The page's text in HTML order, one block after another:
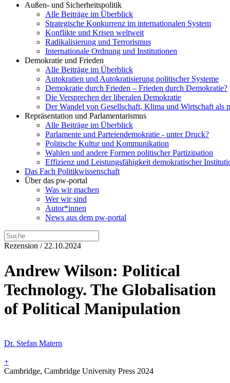
Außen- und Sicherheitspolitik
Alle Beiträge im Überblick
Strategische Konkurrenz im internationalen System
Konflikte und Krisen weltweit
Radikalisierung und Terrorismus
Internationale Ordnung und Institutionen
Demokratie und Frieden
Alle Beiträge im Überblick
Autokratien und Autokratisierung politischer Systeme
Demokratie durch Frieden – Frieden durch Demokratie?
Die Versprechen der liberalen Demokratie
Der Wandel von Gesellschaft, Klima und Wirtschaft als
Repräsentation und Parlamentarismus
Alle Beiträge im Überblick
Parlamente und Parteiendemokratie - unter Druck?
Politische Kultur und Kommunikation
Wahlen und andere Formen politischer Partizipation
Effizienz und Leistungsfähigkeit demokratischer
Das Fach Politikwissenschaft
Über das pw-portal
Was wir machen
Wer wir sind
Autor*innen
News aus dem pw-portal
Rezension / 22.10.2024
Andrew Wilson: Political
Technology. The Globalisation
of Political Manipulation
Dr. Stefan Matern
+
Cambridge, Cambridge University Press 2024